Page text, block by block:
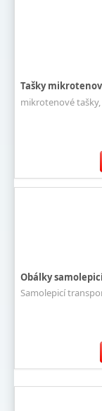
Tašky
mikrotenové
Obálky
Samolepicí